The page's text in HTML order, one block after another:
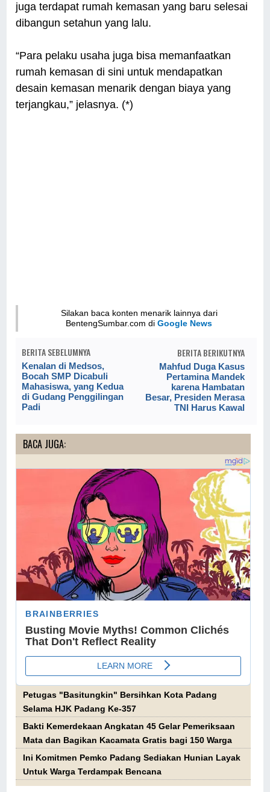
juga terdapat rumah kemasan yang baru selesai
dibangun setahun yang lalu.
“Para pelaku usaha juga bisa memanfaatkan
rumah kemasan di sini untuk mendapatkan
desain kemasan menarik dengan biaya yang
terjangkau,” jelasnya. (*)
Silakan baca konten menarik lainnya dari
BentengSumbar.com diGoogle News
BERITA SEBELUMNYA
Kenalan di Medsos,
Bocah SMP Dicabuli
Mahasiswa, yang Kedua
di Gudang Penggilingan
Padi
BERITA BERIKUTNYA
Mahfud Duga Kasus
Pertamina Mandek
karena Hambatan
Besar, Presiden Merasa
TNI Harus Kawal
BACA JUGA:
Petugas "Basitungkin" Bersihkan Kota Padang
Selama HJK Padang Ke-357
Bakti Kemerdekaan Angkatan 45 Gelar Pemeriksaan
Mata dan Bagikan Kacamata Gratis bagi 150 Warga
Ini Komitmen Pemko Padang Sediakan Hunian Layak
Untuk Warga Terdampak Bencana